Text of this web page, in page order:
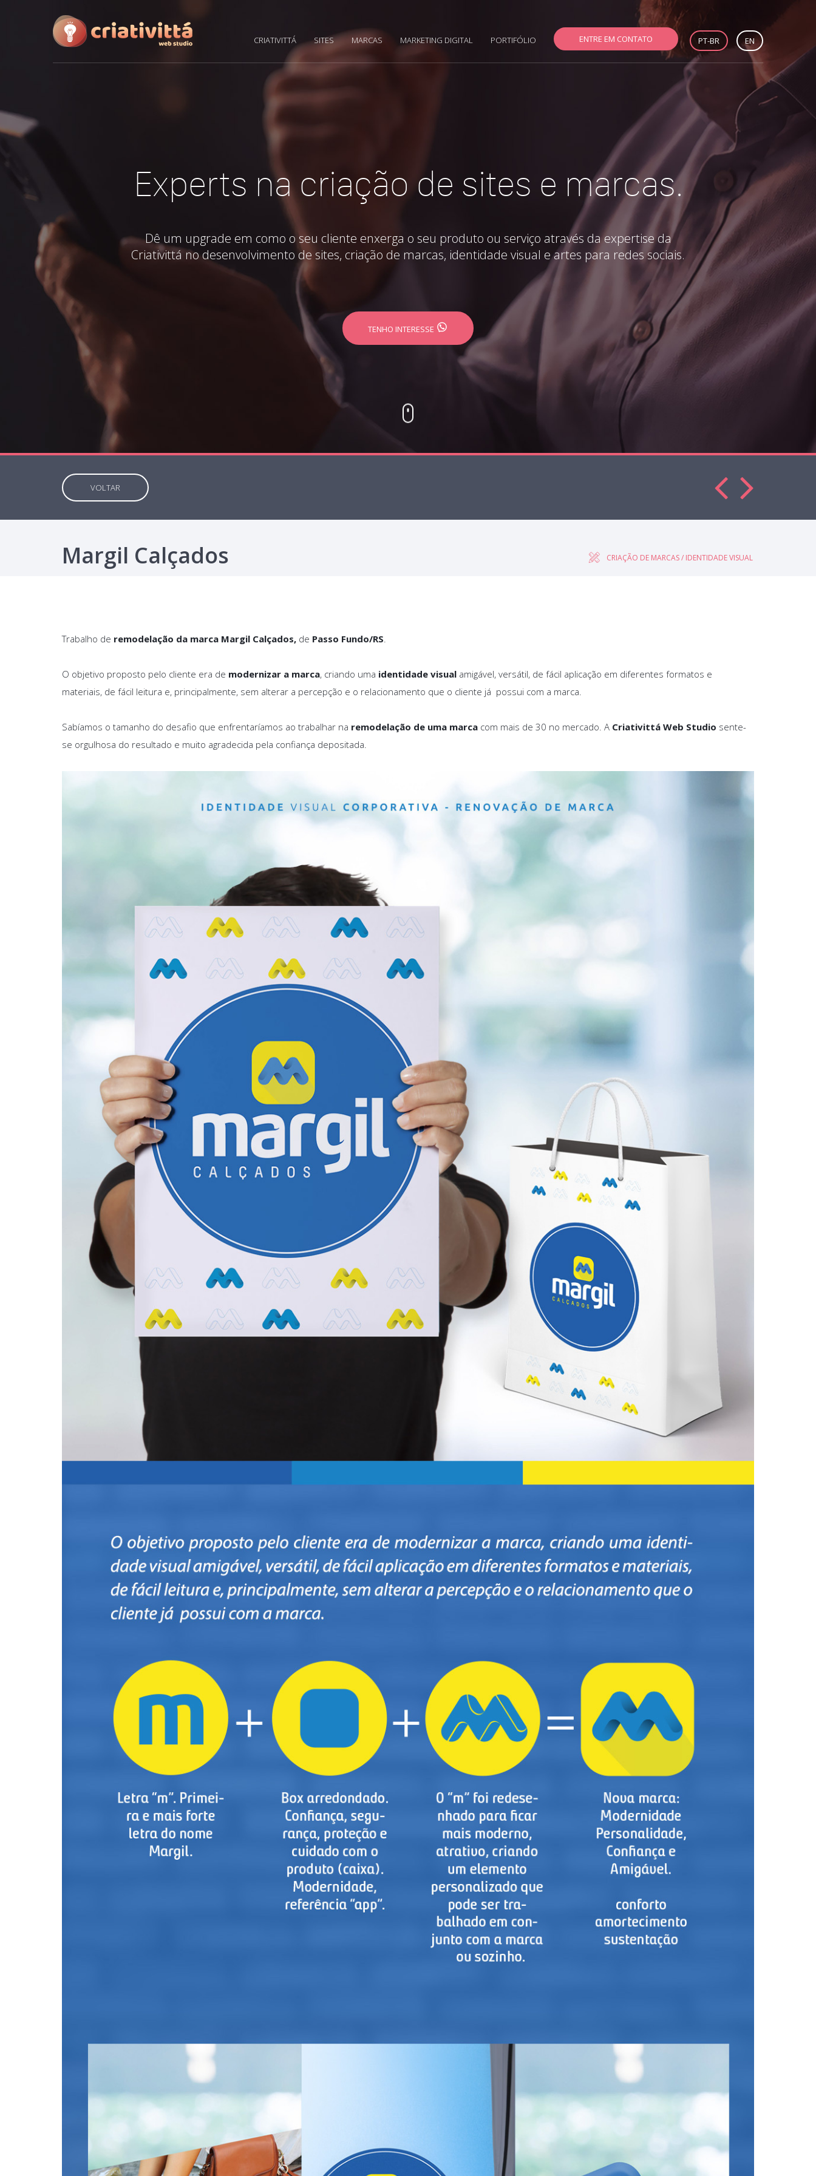
CRIATIVITTÁ SITES MARCAS MARKETING DIGITAL PORTIFÓLIO PT-BR EN
ENTRE EM CONTATO
Experts na criação de sites e marcas.
Dê um upgrade em como o seu cliente enxerga o seu produto ou serviço através da expertise da
Criativittá no desenvolvimento de sites, criação de marcas, identidade visual e artes para redes sociais.
TENHO INTERESSE
VOLTAR
Margil Calçados CRIAÇÃO DE MARCAS / IDENTIDADE VISUAL
Trabalho de remodelação da marca Margil Calçados, de Passo Fundo/RS.
O objetivo proposto pelo cliente era de modernizar a marca, criando uma identidade visual amigável, versátil, de fácil aplicação em diferentes formatos e
materiais, de fácil leitura e, principalmente, sem alterar a percepção e o relacionamento que o cliente já possui com a marca.
Sabíamos o tamanho do desafio que enfrentaríamos ao trabalhar na remodelação de uma marca com mais de 30 no mercado. A Criativittá Web Studio sente-
se orgulhosa do resultado e muito agradecida pela confiança depositada.